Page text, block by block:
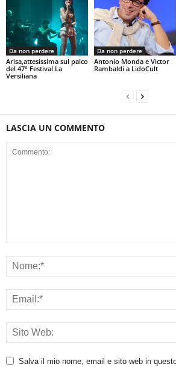
Da non perdere
Arisa,attesissima sul palco
del 47° Festival La
Versiliana
Da non perdere
Antonio Monda e Victor
Rambaldi a LidoCult
LASCIA UN COMMENTO
Salva il mio nome, email e sito web in